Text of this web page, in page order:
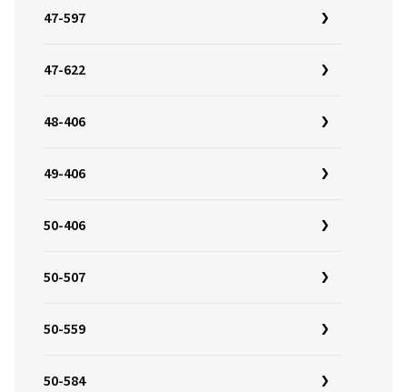
47-597
47-622
48-406
49-406
50-406
50-507
50-559
50-584